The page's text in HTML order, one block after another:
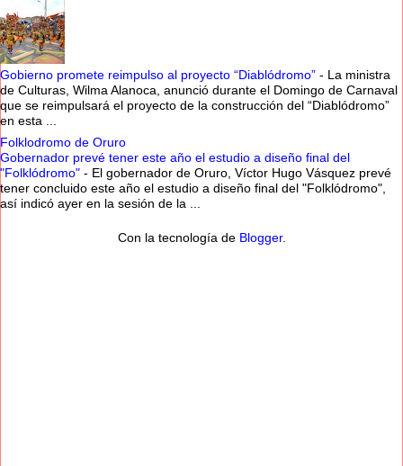
Gobierno promete reimpulso al proyecto “Diablódromo” - La ministra
de Culturas, Wilma Alanoca, anunció durante el Domingo de Carnaval
que se reimpulsará el proyecto de la construcción del “Diablódromo”
en esta ...
Folklodromo de Oruro
Gobernador prevé tener este año el estudio a diseño final del
"Folklódromo" - El gobernador de Oruro, Víctor Hugo Vásquez prevé
tener concluido este año el estudio a diseño final del "Folklódromo",
así indicó ayer en la sesión de la ...
Con la tecnología de Blogger.